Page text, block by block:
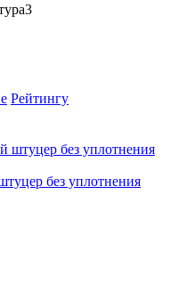
3
Рейтингу
без уплотнения